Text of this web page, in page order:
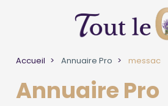
Accueil Annuaire Pro messac
Annuaire Pro